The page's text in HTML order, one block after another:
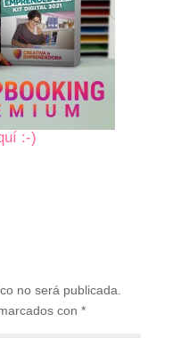
:-)
no será publicada.
con *